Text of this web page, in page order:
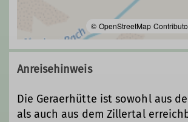
© OpenStreetMap
Anreisehinweis
Die Geraerhütte ist sowohl aus
als auch aus dem Zillertal